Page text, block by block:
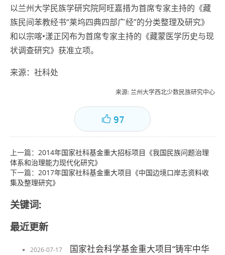
以兰州大学民族学研究院阿旺嘉措为首席专家主持的《藏
族民间苯教经书“莱坞四典四部广经”的分类整理及研究》
和以宗喀•漾正冈布为首席专家主持的《藏蒙医学历史与现
状调查研究》获准立项。
来源：社科处
来源: 兰州大学西北少数民族研究中心
97
上一篇： 2014年国家社科基金重大招标项目《我国民族问题治理
体系和治理能力现代化研究》
下一篇： 2017年国家社科基金重大项目《中国边境口岸志资料收
集及整理研究》
关键词:
最近更新
2026-07-17
国家社会科学基金重大项目“铸牢中华